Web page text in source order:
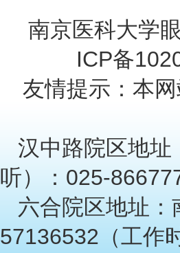
南京医科大学
ICP备
友情提示：本
汉中路院区地
听）：025-
六合院区地址
57136532（工作